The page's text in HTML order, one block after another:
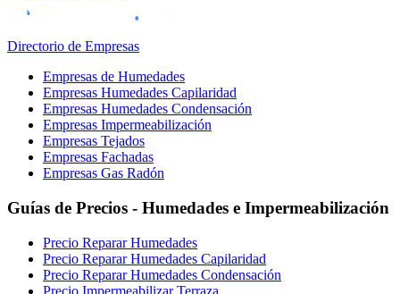
Directorio de Empresas
Empresas de Humedades
Empresas Humedades Capilaridad
Empresas Humedades Condensación
Empresas Impermeabilización
Empresas Tejados
Empresas Fachadas
Empresas Gas Radón
Guías de Precios - Humedades e Impermeabilización
Precio Reparar Humedades
Precio Reparar Humedades Capilaridad
Precio Reparar Humedades Condensación
Precio Impermeabilizar Terraza